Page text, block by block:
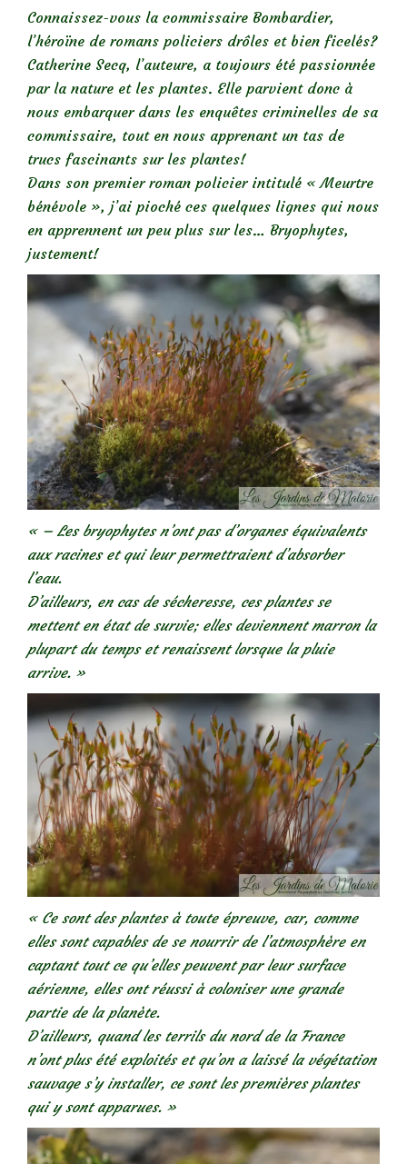
Connaissez-vous la commissaire Bombardier,
l’héroïne de romans policiers drôles et bien ficelés?
Catherine Secq, l’auteure, a toujours été passionnée
par la nature et les plantes. Elle parvient donc à
nous embarquer dans les enquêtes criminelles de sa
commissaire, tout en nous apprenant un tas de
trucs fascinants sur les plantes!
Dans son premier roman policier intitulé « Meurtre
bénévole », j’ai pioché ces quelques lignes qui nous
en apprennent un peu plus sur les… Bryophytes,
justement!
« – Les bryophytes n’ont pas d’organes équivalents
aux racines et qui leur permettraient d’absorber
l’eau.
D’ailleurs, en cas de sécheresse, ces plantes se
mettent en état de survie; elles deviennent marron la
plupart du temps et renaissent lorsque la pluie
arrive. »
« Ce sont des plantes à toute épreuve, car, comme
elles sont capables de se nourrir de l’atmosphère en
captant tout ce qu’elles peuvent par leur surface
aérienne, elles ont réussi à coloniser une grande
partie de la planète.
D’ailleurs, quand les terrils du nord de la France
n’ont plus été exploités et qu’on a laissé la végétation
sauvage s’y installer, ce sont les premières plantes
qui y sont apparues. »